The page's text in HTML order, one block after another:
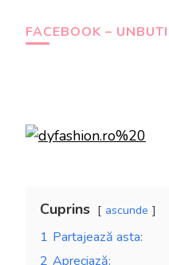
FACEBOOK –
Cuprins ascunde
1 Partajează asta:
2 Apreciază: